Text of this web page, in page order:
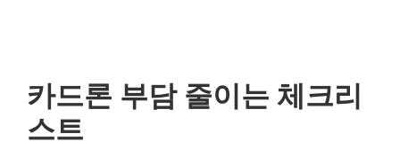
카드론 부담 줄이는 체크리
스트